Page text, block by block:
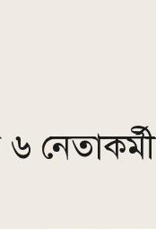
নেতাকর্মী